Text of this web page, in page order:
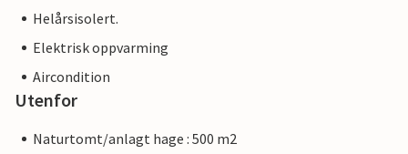
Helårsisolert.
Elektrisk oppvarming
Aircondition
Utenfor
Naturtomt/anlagt hage : 500 m2